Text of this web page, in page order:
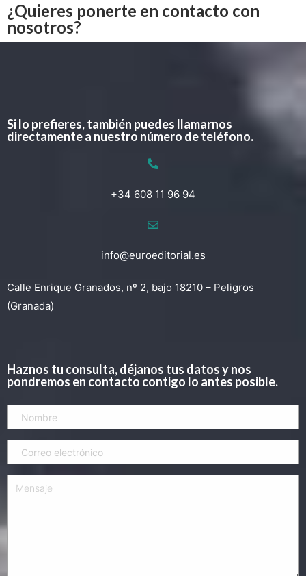
¿Quieres ponerte en contacto con
nosotros?
Si lo prefieres, también puedes llamarnos
directamente a nuestro número de teléfono.
+34 608 11 96 94
info@euroeditorial.es
Calle Enrique Granados, nº 2, bajo 18210 – Peligros
(Granada)
Haznos tu consulta, déjanos tus datos y nos
pondremos en contacto contigo lo antes posible.